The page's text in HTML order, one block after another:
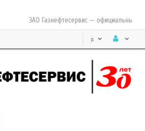
ЗАО Газнефтесервис — официальный
р.